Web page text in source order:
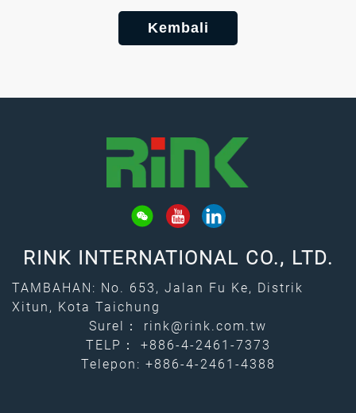
Kembali
RINK INTERNATIONAL CO., LTD.
TAMBAHAN: No. 653, Jalan Fu Ke, Distrik
Xitun, Kota Taichung
Surel： rink@rink.com.tw
TELP： +886-4-2461-7373
Telepon: +886-4-2461-4388